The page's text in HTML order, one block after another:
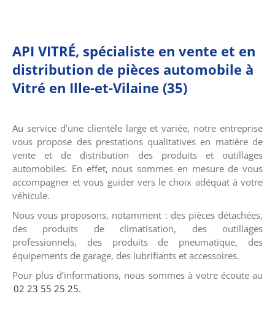
API VITRÉ, spécialiste en vente et en
distribution de pièces automobile à
Vitré en Ille-et-Vilaine (35)
Au service d’une clientèle large et variée, notre entreprise
vous propose des prestations qualitatives en matière de
vente et de distribution des produits et outillages
automobiles. En effet, nous sommes en mesure de vous
accompagner et vous guider vers le choix adéquat à votre
véhicule.
Nous vous proposons, notamment : des pièces détachées,
des produits de climatisation, des outillages
professionnels, des produits de pneumatique, des
équipements de garage, des lubrifiants et accessoires.
Pour plus d’informations, nous sommes à votre écoute au
02 23 55 25 25.